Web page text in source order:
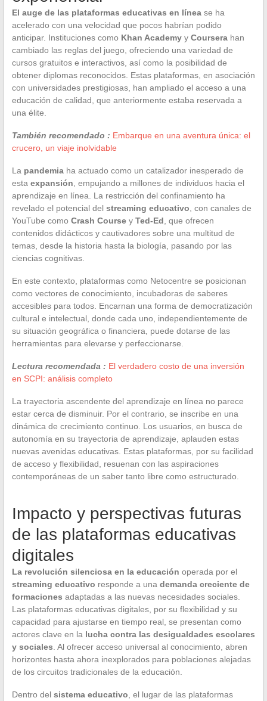
El auge de las plataformas educativas en línease ha
acelerado con una velocidad que pocos habrían podido
anticipar. Instituciones como Khan Academyy Courserahan
cambiado las reglas del juego, ofreciendo una variedad de
cursos gratuitos e interactivos, así como la posibilidad de
obtener diplomas reconocidos. Estas plataformas, en asociación
con universidades prestigiosas, han ampliado el acceso a una
educación de calidad, que anteriormente estaba reservada a
una élite.
También recomendado : Embarque en una aventura única: el
crucero, un viaje inolvidable
La pandemiaha actuado como un catalizador inesperado de
esta expansión , empujando a millones de individuos hacia el
aprendizaje en línea. La restricción del confinamiento ha
revelado el potencial del streaming educativo , con canales de
YouTube como Crash Coursey Ted-Ed , que ofrecen
contenidos didácticos y cautivadores sobre una multitud de
temas, desde la historia hasta la biología, pasando por las
ciencias cognitivas.
En este contexto, plataformas como Netocentre se posicionan
como vectores de conocimiento, incubadoras de saberes
accesibles para todos. Encarnan una forma de democratización
cultural e intelectual, donde cada uno, independientemente de
su situación geográfica o financiera, puede dotarse de las
herramientas para elevarse y perfeccionarse.
Lectura recomendada : El verdadero costo de una inversión
en SCPI: análisis completo
La trayectoria ascendente del aprendizaje en línea no parece
estar cerca de disminuir. Por el contrario, se inscribe en una
dinámica de crecimiento continuo. Los usuarios, en busca de
autonomía en su trayectoria de aprendizaje, aplauden estas
nuevas avenidas educativas. Estas plataformas, por su facilidad
de acceso y flexibilidad, resuenan con las aspiraciones
contemporáneas de un saber tanto libre como estructurado.
Impacto y perspectivas futuras
de las plataformas educativas
digitales
La revolución silenciosa en la educación operada por el
streaming educativo responde a una demanda creciente de
formaciones adaptadas a las nuevas necesidades sociales.
Las plataformas educativas digitales, por su flexibilidad y su
capacidad para ajustarse en tiempo real, se presentan como
actores clave en la lucha contra las desigualdades escolares
y sociales . Al ofrecer acceso universal al conocimiento, abren
horizontes hasta ahora inexplorados para poblaciones alejadas
de los circuitos tradicionales de la educación.
Dentro del sistema educativo , el lugar de las plataformas